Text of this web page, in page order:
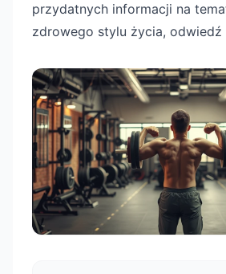
przydatnych informacji na
zdrowego stylu życia, odwiedź